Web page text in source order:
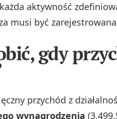
aktywność
musi być
gdy
przychód z
wynagrodzenia